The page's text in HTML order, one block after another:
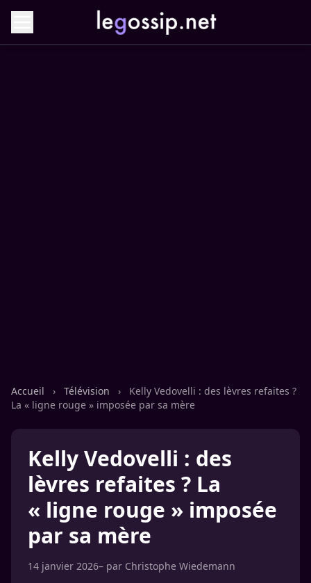
Accueil › Télévision ›
Kelly Vedovelli : des lèvres refaites ?
La « ligne rouge » imposée par sa mère
Kelly Vedovelli : des
lèvres refaites ? La
« ligne rouge » imposée
par sa mère
14 janvier 2026– par Christophe Wiedemann